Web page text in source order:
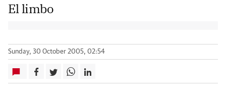
El limbo
Sunday, 30 October 2005, 02:54